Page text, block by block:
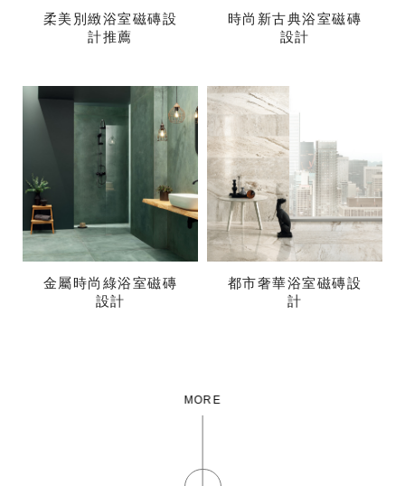
柔美別緻浴室磁磚設
計推薦
時尚新古典浴室磁磚
設計
金屬時尚綠浴室磁磚
設計
都市奢華浴室磁磚設
計
MORE